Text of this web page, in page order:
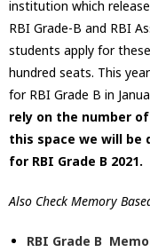
institution which
RBI Grade-B and RBI
students apply for
hundred seats. This
for RBI Grade B in
rely on the number
this space we will be
for RBI Grade B 2021.
Also Check Memory
RBI Grade B